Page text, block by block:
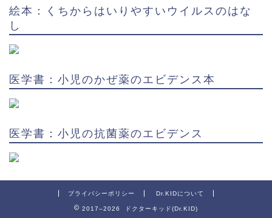
絵本：くちからはいりやすいウイルスのはな
し
医学書：小児のかぜ薬のエビデンス本
医学書：小児の抗菌薬のエビデンス
プライバシーポリシー Dr.KIDについて
2017–2026 ドクターキッド(Dr.KID)